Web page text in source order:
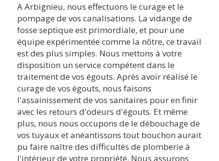
A Arbignieu, nous effectuons le curage et le
pompage de vos canalisations. La vidange de
fosse septique est primordiale, et pour une
équipe expérimentée comme la nôtre, ce travail
est des plus simples. Nous mettons à votre
disposition un service compétent dans le
traitement de vos égouts. Après avoir réalisé le
curage de vos égouts, nous faisons
l'assainissement de vos sanitaires pour en finir
avec les retours d'odeurs d'égouts. Et même
plus, nous nous occupons de le débouchage de
vos tuyaux et anéantissons tout bouchon aurait
pu faire naître des difficultés de plomberie à
l'intérieur de votre propriété. Nous assurons